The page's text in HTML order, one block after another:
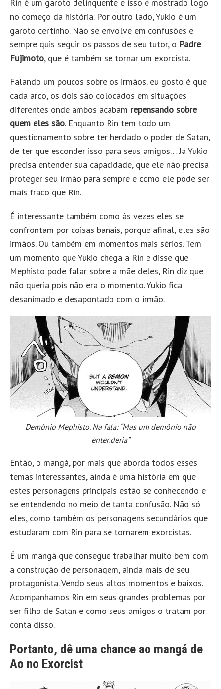
Rin é um garoto delinquente e isso é mostrado logo
no começo da história. Por outro lado, Yukio é um
garoto certinho. Não se envolve em confusões e
sempre quis seguir os passos de seu tutor, o Padre
Fujimoto, que é também se tornar um exorcista.
Falando um poucos sobre os irmãos, eu gosto é que
cada arco, os dois são colocados em situações
diferentes onde ambos acabam repensando sobre
quem eles são. Enquanto Rin tem todo um
questionamento sobre ter herdado o poder de Satan,
de ter que esconder isso para seus amigos… Já Yukio
precisa entender sua capacidade, que ele não precisa
proteger seu irmão para sempre e como ele pode ser
mais fraco que Rin.
É interessante também como às vezes eles se
confrontam por coisas banais, porque afinal, eles são
irmãos. Ou também em momentos mais sérios. Tem
um momento que Yukio chega a Rin e disse que
Mephisto pode falar sobre a mãe deles, Rin diz que
não queria pois não era o momento. Yukio fica
desanimado e desapontado com o irmão.
Demônio Mephisto. Na fala: “Mas um demônio não
entenderia”
Então, o mangá, por mais que aborda todos esses
temas interessantes, ainda é uma história em que
estes personagens principais estão se conhecendo e
se entendendo no meio de tanta confusão. Não só
eles, como também os personagens secundários que
estudaram com Rin para se tornarem exorcistas.
É um mangá que consegue trabalhar muito bem com
a construção de personagem, ainda mais de seu
protagonista. Vendo seus altos momentos e baixos.
Acompanhamos Rin em seus grandes problemas por
ser filho de Satan e como seus amigos o tratam por
conta disso.
Portanto, dê uma chance ao mangá de
Ao no Exorcist